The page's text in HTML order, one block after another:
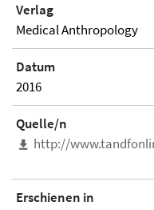
Verlag
Medical Anthropology
Datum
2016
Quelle/n
http://
Erschienen in